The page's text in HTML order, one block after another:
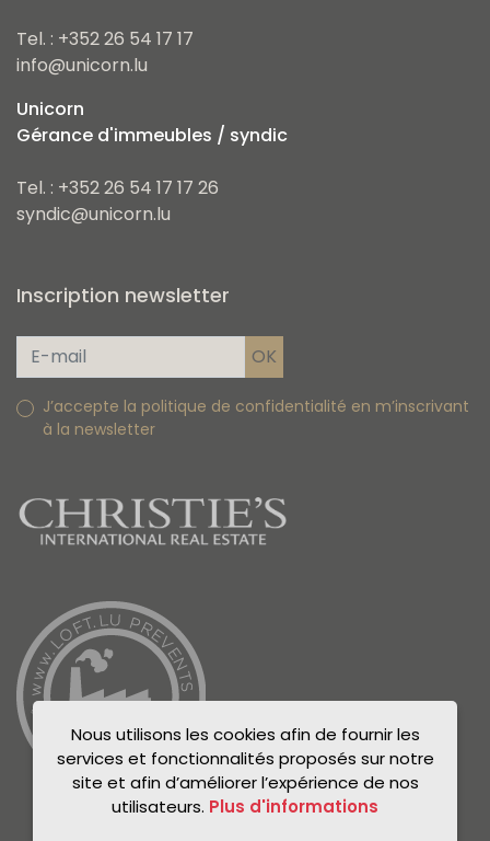
Tel. : +352 26 54 17 17
info@unicorn.lu
Unicorn
Gérance d'immeubles / syndic
Tel. : +352 26 54 17 17 26
syndic@unicorn.lu
Inscription newsletter
J’accepte la politique de confidentialité en m’inscrivant
à la newsletter
Nous utilisons les cookies afin de fournir les
services et fonctionnalités proposés sur notre
site et afin d’améliorer l’expérience de nos
utilisateurs. Plus d'informations